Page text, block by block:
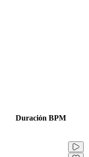
Duración BPM